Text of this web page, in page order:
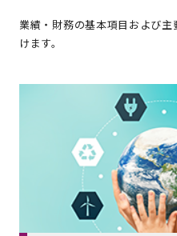
業績・財務の基本項目および
けます。